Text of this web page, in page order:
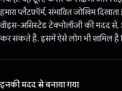
हमारा प्लैटफ़ॉर्म, संभावित जोखिम
वॉइस-असिस्टेड टेक्नोलॉजी की मदद
कर सकते हैं. इसमें ऐसे लोग भी शामिल हैं
इनकी मदद से बनाया गया